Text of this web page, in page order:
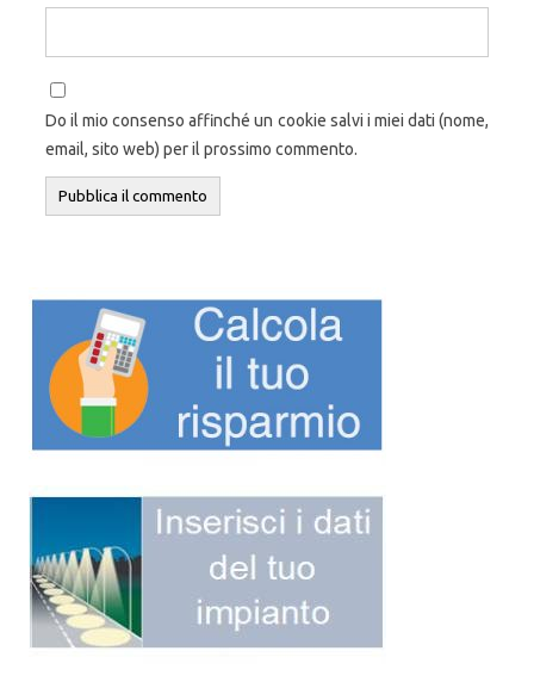
Do il mio consenso affinché un cookie salvi i miei dati (nome,
email, sito web) per il prossimo commento.